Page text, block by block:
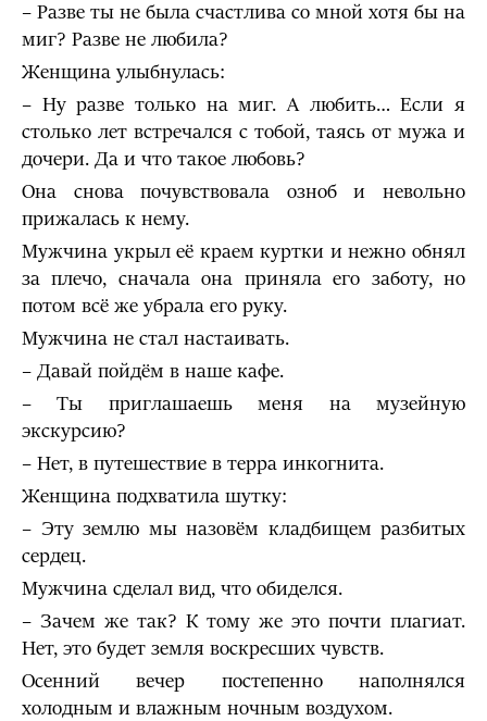
– Разве ты не была счастлива со мной хотя бы на
миг? Разве не любила?
Женщина улыбнулась:
– Ну разве только на миг. А любить… Если я
столько лет встречался с тобой, таясь от мужа и
дочери. Да и что такое любовь?
Она снова почувствовала озноб и невольно
прижалась к нему.
Мужчина укрыл её краем куртки и нежно обнял
за плечо, сначала она приняла его заботу, но
потом всё же убрала его руку.
Мужчина не стал настаивать.
– Давай пойдём в наше кафе.
– Ты приглашаешь меня на музейную
экскурсию?
– Нет, в путешествие в терра инкогнита.
Женщина подхватила шутку:
– Эту землю мы назовём кладбищем разбитых
сердец.
Мужчина сделал вид, что обиделся.
– Зачем же так? К тому же это почти плагиат.
Нет, это будет земля воскресших чувств.
Осенний вечер постепенно наполнялся
холодным и влажным ночным воздухом.